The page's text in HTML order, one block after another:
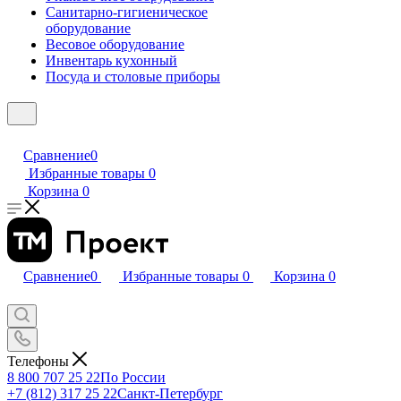
Санитарно-гигиеническое
оборудование
Весовое оборудование
Инвентарь кухонный
Посуда и столовые приборы
Сравнение0
Избранные товары 0
Корзина 0
Сравнение0 Избранные товары 0 Корзина 0
Телефоны
8 800 707 25 22По России
+7 (812) 317 25 22Санкт-Петербург